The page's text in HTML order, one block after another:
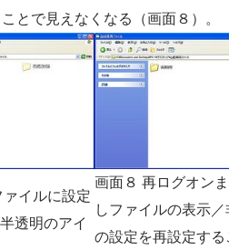
とで見えなくなる（画面８）。
イルに設定
透明のアイ
画面８ 再ログオン
しファイルの表示
の設定を再設定する